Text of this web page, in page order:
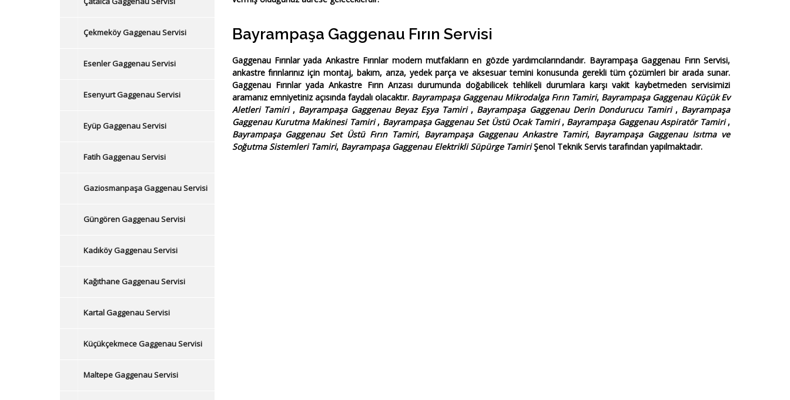
Çekmeköy Gaggenau Servisi
Esenler Gaggenau Servisi
Esenyurt Gaggenau Servisi
Eyüp Gaggenau Servisi
Fatih Gaggenau Servisi
Gaziosmanpaşa Gaggenau Servisi
Güngören Gaggenau Servisi
Kadıköy Gaggenau Servisi
Kağıthane Gaggenau Servisi
Kartal Gaggenau Servisi
Küçükçekmece Gaggenau Servisi
Maltepe Gaggenau Servisi
Bayrampaşa Gaggenau Fırın Servisi
Gaggenau Fırınlar yada Ankastre Fırınlarmodern mutfakların en gözde yardımcılarındandır. Bayrampaşa Gaggenau Fırın Servisi,
ankastre fırınlarınız için montaj, bakım, arıza, yedek parça ve aksesuar temini konusunda gerekli tüm çözümleri bir arada sunar.
Gaggenau Fırınlar yada Ankastre Fırın Arızasıdurumunda doğabilicek tehlikeli durumlara karşı vakit kaybetmeden servisimizi
aramanız emniyetiniz açısında faydalı olacaktır. Bayrampaşa Gaggenau Mikrodalga Fırın Tamiri, Bayrampaşa Gaggenau Küçük Ev
Aletleri Tamiri , Bayrampaşa Gaggenau Beyaz Eşya Tamiri , Bayrampaşa Gaggenau Derin Dondurucu Tamiri , Bayrampaşa
Gaggenau Kurutma Makinesi Tamiri, Bayrampaşa Gaggenau Set Üstü Ocak Tamiri, Bayrampaşa Gaggenau Aspiratör Tamiri,
Bayrampaşa Gaggenau Set Üstü Fırın Tamiri, Bayrampaşa Gaggenau Ankastre Tamiri, Bayrampaşa Gaggenau Isıtma ve
Soğutma Sistemleri Tamiri, Bayrampaşa Gaggenau Elektrikli Süpürge TamiriŞenol Teknik Servis tarafından yapılmaktadır.